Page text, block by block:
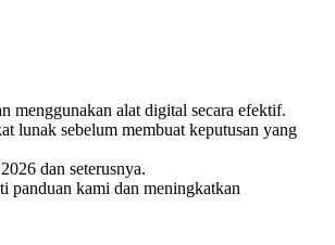
menggunakan alat digital secara efektif.
lunak sebelum membuat keputusan yang
dan seterusnya.
panduan kami dan meningkatkan